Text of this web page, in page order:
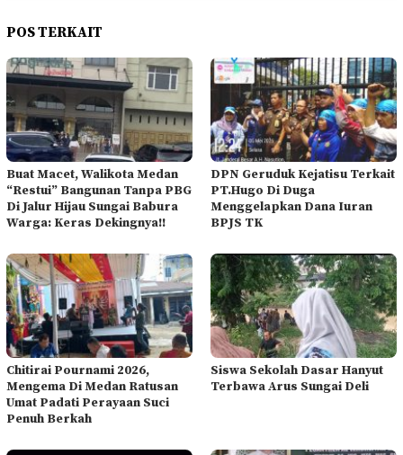
POS TERKAIT
Buat Macet, Walikota Medan
“Restui” Bangunan Tanpa PBG
Di Jalur Hijau Sungai Babura
Warga: Keras Dekingnya!!
DPN Geruduk Kejatisu Terkait
PT.Hugo Di Duga
Menggelapkan Dana Iuran
BPJS TK
Chitirai Pournami 2026,
Mengema Di Medan Ratusan
Umat Padati Perayaan Suci
Penuh Berkah
Siswa Sekolah Dasar Hanyut
Terbawa Arus Sungai Deli